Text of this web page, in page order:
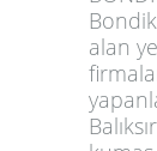
alan